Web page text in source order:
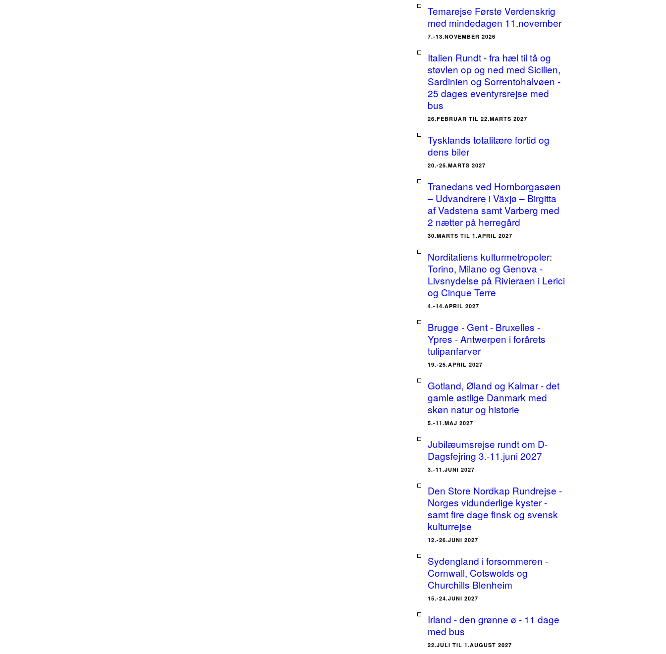
Temarejse Første Verdenskrig
med mindedagen 11.november
7.-13.NOVEMBER 2026
Italien Rundt - fra hæl til tå og
støvlen op og ned med Sicilien,
Sardinien og Sorrentohalvøen -
25 dages eventyrsrejse med
bus
26.FEBRUAR TIL 22.MARTS 2027
Tysklands totalitære fortid og
dens biler
20.-25.MARTS 2027
Tranedans ved Hornborgasøen
– Udvandrere i Växjø – Birgitta
af Vadstena samt Varberg med
2 nætter på herregård
30.MARTS TIL 1.APRIL 2027
Norditaliens kulturmetropoler:
Torino, Milano og Genova -
Livsnydelse på Rivieraen i Lerici
og Cinque Terre
4.-14.APRIL 2027
Brugge - Gent - Bruxelles -
Ypres - Antwerpen i forårets
tulipanfarver
19.-25.APRIL 2027
Gotland, Øland og Kalmar - det
gamle østlige Danmark med
skøn natur og historie
5.-11.MAJ 2027
Jubilæumsrejse rundt om D-
Dagsfejring 3.-11.juni 2027
3.-11.JUNI 2027
Den Store Nordkap Rundrejse -
Norges vidunderlige kyster -
samt fire dage finsk og svensk
kulturrejse
12.-26.JUNI 2027
Sydengland i forsommeren -
Cornwall, Cotswolds og
Churchills Blenheim
15.-24.JUNI 2027
Irland - den grønne ø - 11 dage
med bus
22.JULI TIL 1.AUGUST 2027